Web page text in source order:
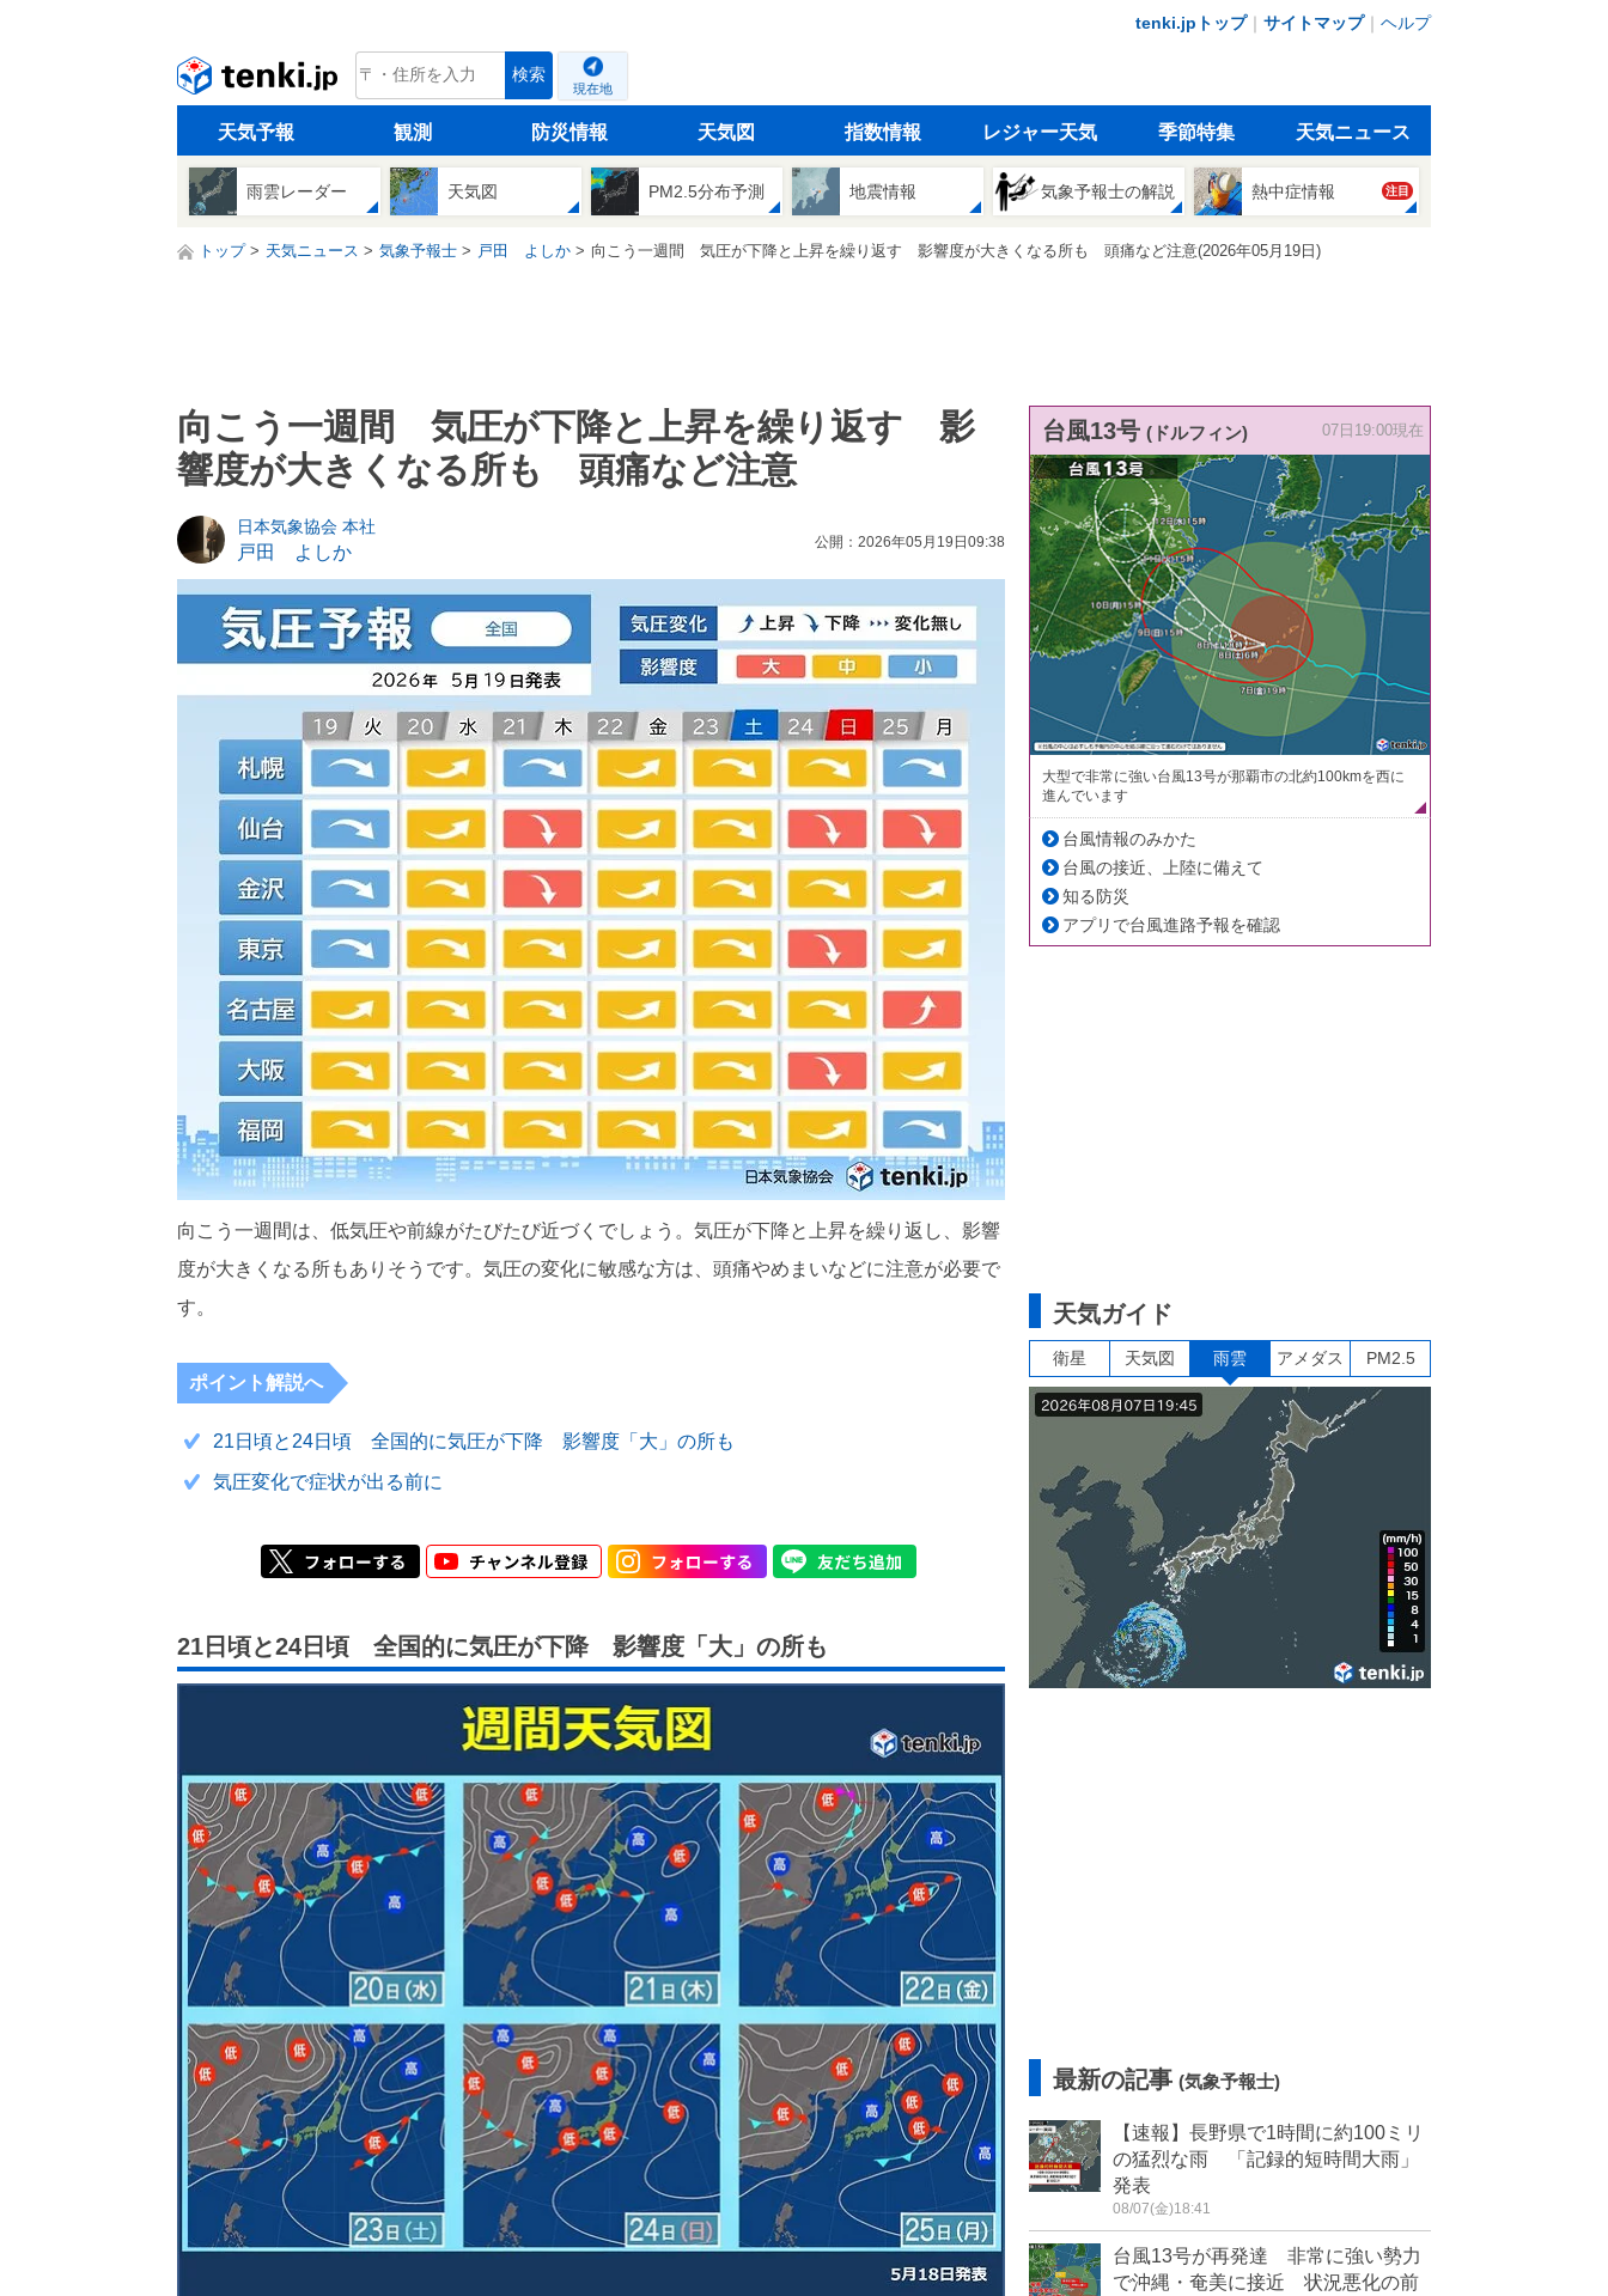
tenki.jpトップ｜ サイトマップ｜ ヘルプ
tenki.jp 検索
現在地
天気予報 観測 防災情報 天気図 指数情報 レジャー天気 季節特集 天気ニュース
雨雲レーダー 天気図 PM2.5分布予測 地震情報 気象予報士の解説 熱中症情報 注目
トップ 天気ニュース 気象予報士 戸田 よしか 向こう一週間 気圧が下降と上昇を繰り返す 影響度が大きくなる所も 頭痛など注意(2026年05月19日)
向こう一週間 気圧が下降と上昇を繰り返す 影
響度が大きくなる所も 頭痛など注意
日本気象協会 本社
戸田 よしか
公開：2026年05月19日09:38
向こう一週間は、低気圧や前線がたびたび近づくでしょう。気圧が下降と上昇を繰り返し、影響
度が大きくなる所もありそうです。気圧の変化に敏感な方は、頭痛やめまいなどに注意が必要で
す。
ポイント解説へ
21日頃と24日頃 全国的に気圧が下降 影響度「大」の所も
気圧変化で症状が出る前に
21日頃と24日頃 全国的に気圧が下降 影響度「大」の所も
台風13号 (ドルフィン) 07日19:00現在
大型で非常に強い台風13号が那覇市の北約100kmを西に
進んでいます
台風情報のみかた
台風の接近、上陸に備えて
知る防災
アプリで台風進路予報を確認
天気ガイド
衛星 天気図 雨雲 アメダス PM2.5
最新の記事 (気象予報士)
【速報】長野県で1時間に約100ミリ
の猛烈な雨 「記録的短時間大雨」
発表
08/07(金)18:41
台風13号が再発達 非常に強い勢力
で沖縄・奄美に接近 状況悪化の前